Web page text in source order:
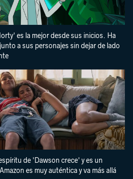
es la mejor desde sus inicios. Ha
a sus personajes sin dejar de lado
de 'Dawson crece' y es un
es muy auténtica y va más allá